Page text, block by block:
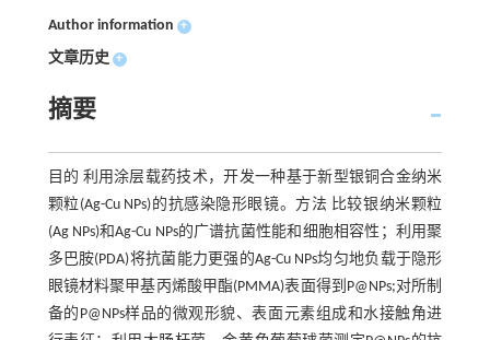
Author information +
文章历史 +
摘要
目的 利用涂层载药技术，开发一种基于新型银铜合金纳米
颗粒(Ag-Cu NPs)的抗感染隐形眼镜。方法 比较银纳米颗粒
(Ag NPs)和Ag-Cu NPs的广谱抗菌性能和细胞相容性；利用聚
多巴胺(PDA)将抗菌能力更强的Ag-Cu NPs均匀地负载于隐形
眼镜材料聚甲基丙烯酸甲酯(PMMA)表面得到P@NPs;对所制
备的P@NPs样品的微观形貌、表面元素组成和水接触角进